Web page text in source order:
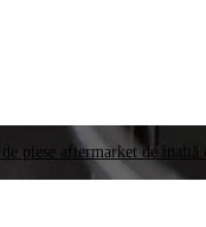
piese aftermarket de